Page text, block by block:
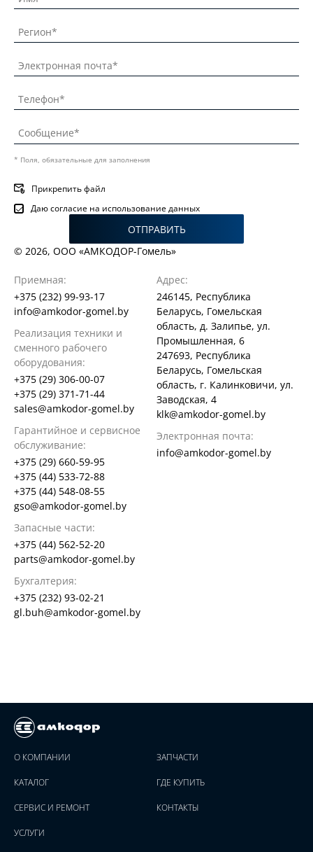
* Поля, обязательные для заполнения
Прикрепить файл
Даю согласие на использование данных
ОТПРАВИТЬ
© 2026, ООО «АМКОДОР-Гомель»
Приемная:
+375 (232) 99-93-17
info@amkodor-gomel.by
Реализация техники и
сменного рабочего
оборудования:
+375 (29) 306-00-07
+375 (29) 371-71-44
sales@amkodor-gomel.by
Гарантийное и сервисное
обслуживание:
+375 (29) 660-59-95
+375 (44) 533-72-88
+375 (44) 548-08-55
gso@amkodor-gomel.by
Запасные части:
+375 (44) 562-52-20
parts@amkodor-gomel.by
Бухгалтерия:
+375 (232) 93-02-21
gl.buh@amkodor-gomel.by
Адрес:
246145, Республика
Беларусь, Гомельская
область, д. Залипье, ул.
Промышленная, 6
247693, Республика
Беларусь, Гомельская
область, г. Калинковичи, ул.
Заводская, 4
klk@amkodor-gomel.by
Электронная почта:
info@amkodor-gomel.by
О КОМПАНИИ
КАТАЛОГ
СЕРВИС И РЕМОНТ
УСЛУГИ
ЗАПЧАСТИ
ГДЕ КУПИТЬ
КОНТАКТЫ